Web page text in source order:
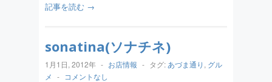
記事を読む →
sonatina(ソナチネ)
1月1日, 2012年 - お店情報 - タグ: あづま通り , グル
メ - コメントなし